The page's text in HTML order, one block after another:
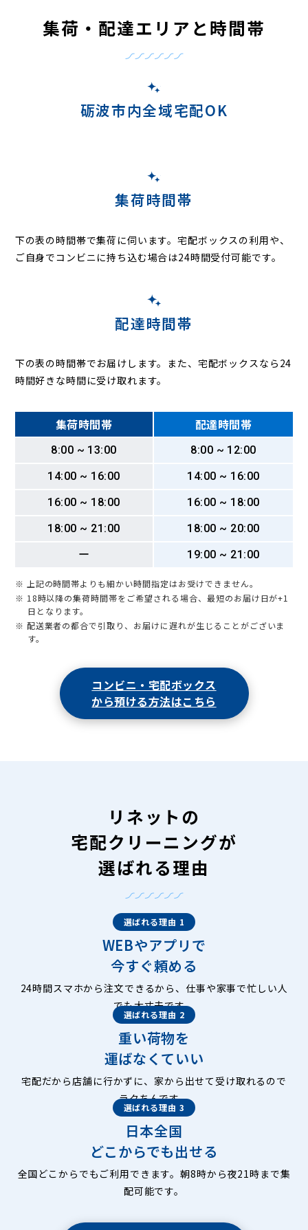
集荷・配達エリアと時間帯
砺波市内全域宅配OK
集荷時間帯
下の表の時間帯で集荷に伺います。宅配ボックスの利用や、
ご自身でコンビニに持ち込む場合は24時間受付可能です。
配達時間帯
下の表の時間帯でお届けします。また、宅配ボックスなら24
時間好きな時間に受け取れます。
集荷時間帯 配達時間帯
8:00 ~ 13:00
8:00 ~ 12:00
14:00 ~ 16:00
14:00 ~ 16:00
16:00 ~ 18:00
16:00 ~ 18:00
18:00 ~ 21:00
18:00 ~ 20:00
ー
19:00 ~ 21:00
※ 上記の時間帯よりも細かい時間指定はお受けできません。
※ 18時以降の集荷時間帯をご希望される場合、最短のお届け日が+1
日となります。
※ 配送業者の都合で引取り、お届けに遅れが生じることがございま
す。
コンビニ・宅配ボックス
から預ける方法はこちら
リネットの
宅配クリーニングが
選ばれる理由
選ばれる理由 1
WEBやアプリで
今すぐ頼める
24時間スマホから注文できるから、仕事や家事で忙しい人
でも大丈夫です。
選ばれる理由 2
重い荷物を
運ばなくていい
宅配だから店舗に行かずに、家から出せて受け取れるので
ラクちんです。
選ばれる理由 3
日本全国
どこからでも出せる
全国どこからでもご利用できます。朝8時から夜21時まで集
配可能です。